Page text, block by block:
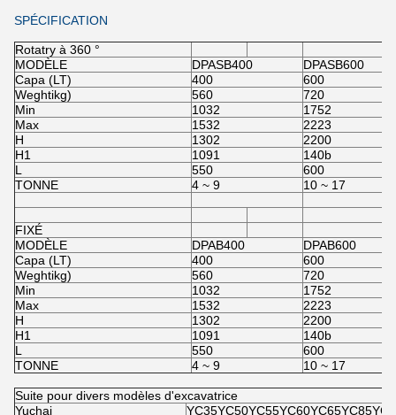
SPÉCIFICATION
Rotatry à 360 °
MODÈLE
DPASB400
DPASB600
Capa (LT)
400
600
Weghtikg)
560
720
Min
1032
1752
Max
1532
2223
H
1302
2200
H1
1091
140b
L
550
600
TONNE
4 ~ 9 10 ~ 17
FIXÉ
MODÈLE
DPAB400
DPAB600
Capa (LT)
400
600
Weghtikg)
560
720
Min
1032
1752
Max
1532
2223
H
1302
2200
H1
1091
140b
L
550
600
TONNE
4 ~ 9 10 ~ 17
Suite pour divers modèles d'excavatrice
Yuchai